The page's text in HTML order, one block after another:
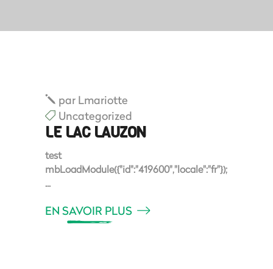
par Lmariotte
Uncategorized
LE LAC LAUZON
test
mbLoadModule({"id":"419600","locale":"fr"});
EN SAVOIR PLUS